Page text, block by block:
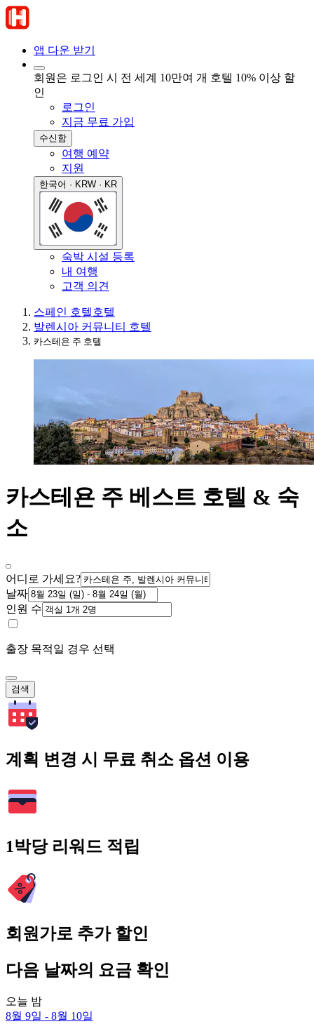
앱 다운 받기
회원은 로그인 시 전 세계 10만여 개 호텔 10% 이상 할
인
로그인
지금 무료 가입
수신함
여행 예약
지원
한국어 · KRW · KR
숙박 시설 등록
내 여행
고객 의견
스페인 호텔호텔
발렌시아 커뮤니티 호텔
카스테욘 주 호텔
카스테욘 주 베스트 호텔 & 숙
소
어디로 가세요?
날짜
인원 수
출장 목적일 경우 선택
검색
계획 변경 시 무료 취소 옵션 이용
1박당 리워드 적립
회원가로 추가 할인
다음 날짜의 요금 확인
오늘 밤
8월 9일 - 8월 10일